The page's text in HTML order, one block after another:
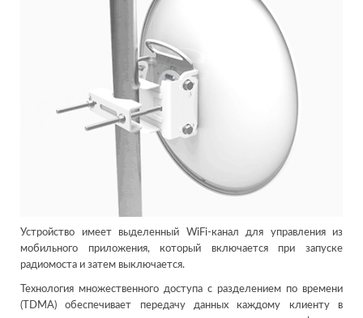
Устройство имеет выделенный WiFi-канал для управления из
мобильного приложения, который включается при запуске
радиомоста и затем выключается.
Технология множественного доступа с разделением по времени
(TDMA) обеспечивает передачу данных каждому клиенту в